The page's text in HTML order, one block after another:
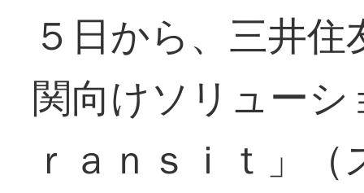
５日から、三井
関向けソリュー
ｒａｎｓｉｔ」